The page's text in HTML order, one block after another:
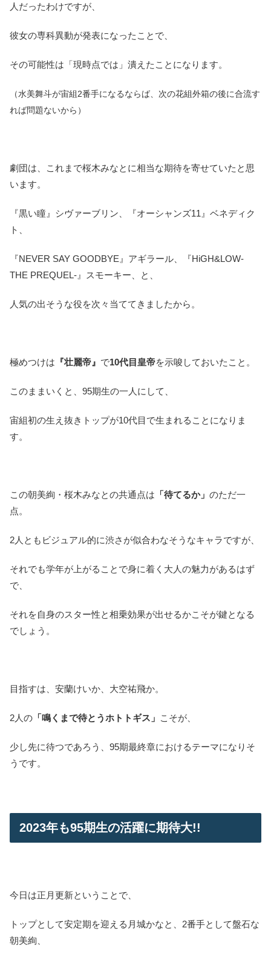
人だったわけですが、
彼女の専科異動が発表になったことで、
その可能性は「現時点では」潰えたことになります。
（水美舞斗が宙組2番手になるならば、次の花組外箱の後に合流す
れば問題ないから）
劇団は、これまで桜木みなとに相当な期待を寄せていたと思
います。
『黒い瞳』シヴァーブリン、『オーシャンズ11』ベネディク
ト、
『NEVER SAY GOODBYE』アギラール、『HiGH&LOW-
THE PREQUEL-』スモーキー、と、
人気の出そうな役を次々当ててきましたから。
極めつけは 『壮麗帝』 で10代目皇帝を示唆しておいたこと。
このままいくと、95期生の一人にして、
宙組初の生え抜きトップが10代目で生まれることになりま
す。
この朝美絢・桜木みなとの共通点は 「待てるか」 のただ一
点。
2人ともビジュアル的に渋さが似合わなそうなキャラですが、
それでも学年が上がることで身に着く大人の魅力があるはず
で、
それを自身のスター性と相乗効果が出せるかこそが鍵となる
でしょう。
目指すは、安蘭けいか、大空祐飛か。
2人の 「鳴くまで待とうホトトギス」 こそが、
少し先に待つであろう、95期最終章におけるテーマになりそ
うです。
2023年も95期生の活躍に期待大!!
今日は正月更新ということで、
トップとして安定期を迎える月城かなと、2番手として盤石な
朝美絢、